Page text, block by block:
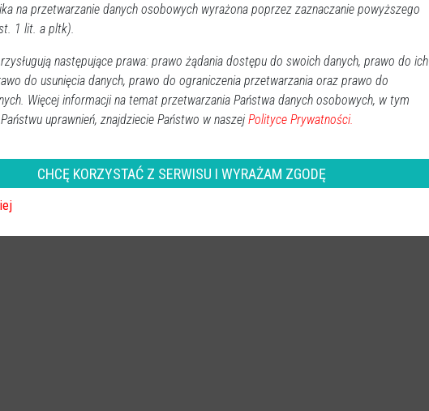
Do zdobycia nagrody finansowe
Powiat ostrołecki
2026-07-30 11:12
Młodzi i aktywni mieszkańcy wiejskich terenów z
Mazowsza mają jeszcze chwilę na to, by powalczyć o
edycji konkursu „Pan i Pani we wsi zakochani”. Czasu nie
zostało jednak zbyt wiele, bo komplet dokumentów trzeba
przesłać najpóźniej do 3 sierpnia.
na przetwarzanie danych osobowych wyrażona poprzez zaznaczanie powyższego
1 lit. a pltk).
następujące prawa: prawo żądania dostępu do swoich danych, prawo do ich
do usunięcia danych, prawo do ograniczenia przetwarzania oraz prawo do
Więcej informacji na temat przetwarzania Państwa danych osobowych, w tym
uprawnień, znajdziecie Państwo w naszej Polityce Prywatności.
CHCĘ KORZYSTAĆ Z SERWISU I WYRAŻAM ZGODĘ